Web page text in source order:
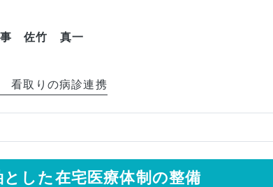
事 佐竹 真一
看取りの病診連携
した在宅医療体制の整備